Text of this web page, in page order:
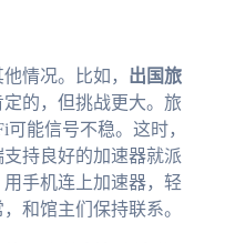
情况。比如， 出国旅
的，但挑战更大。旅
能信号不稳。这时，
持良好的加速器就派
用手机连上加速器，轻
和馆主们保持联系。